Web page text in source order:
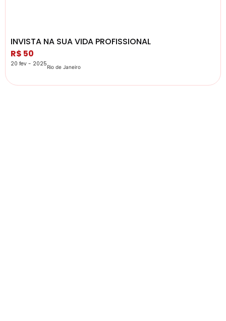
INVISTA NA SUA VIDA PROFISSIONAL
R$ 50
20 fev - 2025Rio de Janeiro